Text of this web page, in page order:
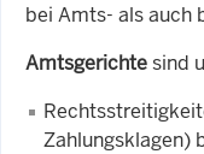
bei Amts- als auch
Amtsgerichtesind
Zahlungsklagen)